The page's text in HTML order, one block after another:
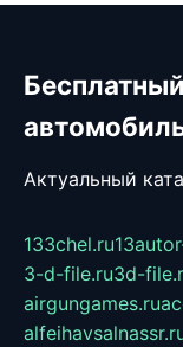
Актуальный
133chel.ru
3-d-file.ru3d-
airgungames.ru